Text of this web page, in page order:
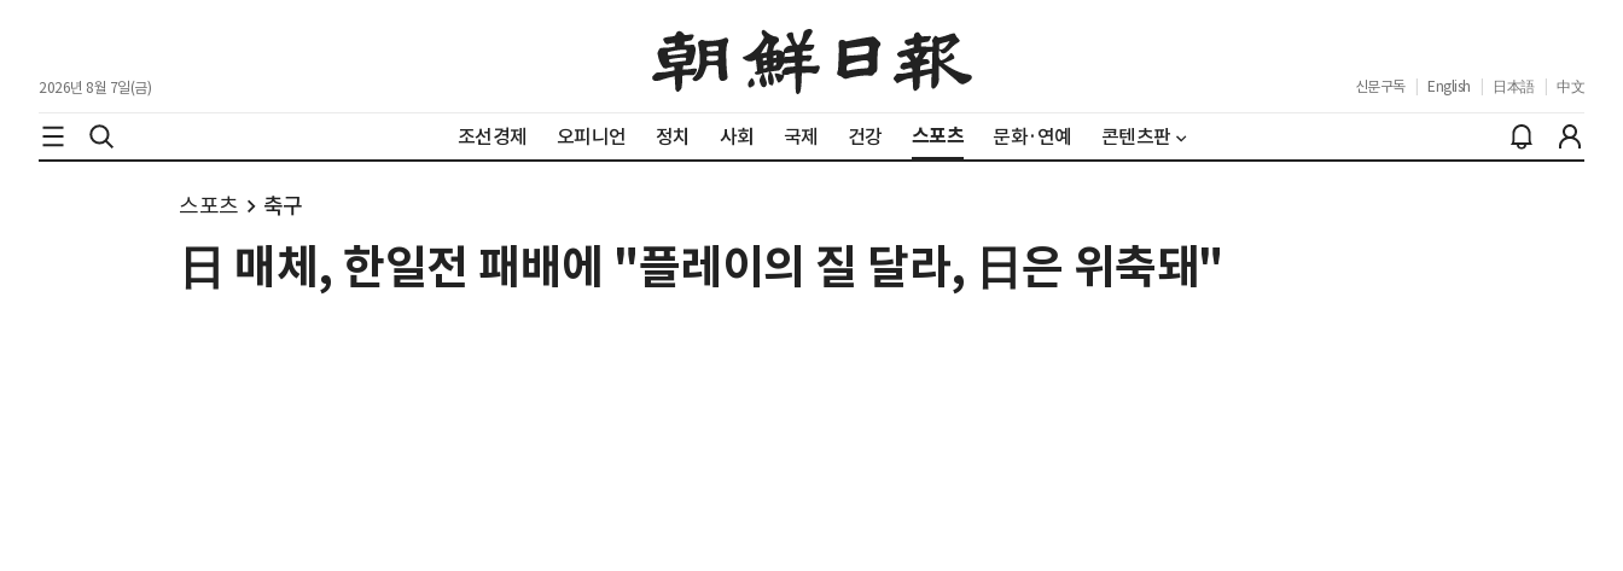
2026년 8월 7일(금) 신문구독 English 日本語 中文
조선경제 오피니언 정치 사회 국제 건강 스포츠 문화·연예 콘텐츠판
스포츠 축구
日 매체, 한일전 패배에 "플레이의 질 달라, 日은 위축돼"